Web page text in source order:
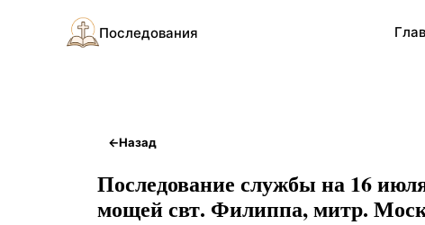
Последования
←Назад
Последование службы на 16
мощей свт. Филиппа, митр.